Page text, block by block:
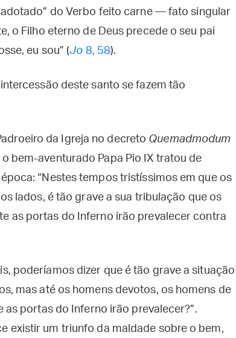
do Verbo feito carne — fato singular
o Filho eterno de Deus precede o seu pai
eu sou” (Jo 8, 58).
deste santo se fazem tão
da Igreja no decreto Quemadmodum
bem-aventurado Papa Pio IX tratou de
“Nestes tempos tristíssimos em que os
lados, é tão grave a sua tribulação que os
as portas do Inferno irão prevalecer contra
poderíamos dizer que é tão grave a situação
mas até os homens devotos, os homens de
as portas do Inferno irão prevalecer?”.
existir um triunfo da maldade sobre o bem,